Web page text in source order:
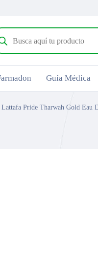
Guía Médica
Lattafa Pride Tharwah Gold Eau